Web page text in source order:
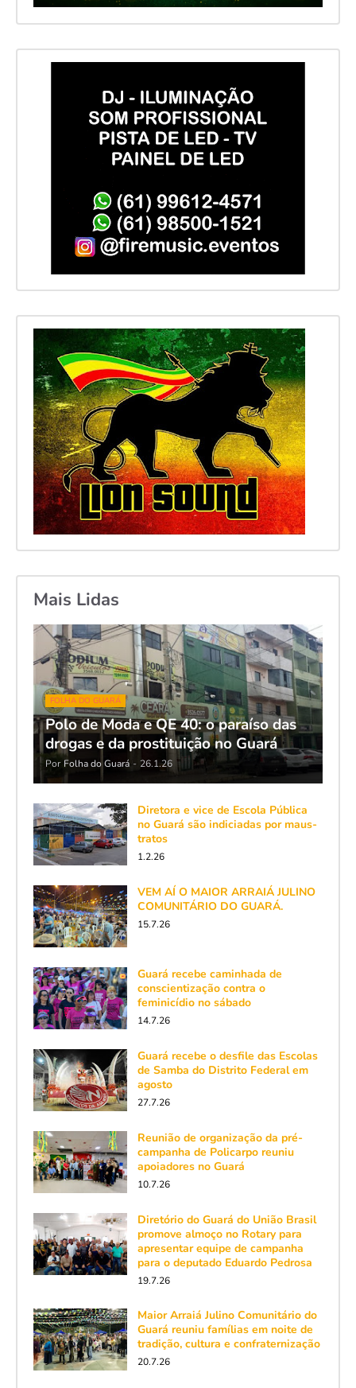
Mais Lidas
FOLHA DO GUARÁ
Polo de Moda e QE 40: o paraíso das
drogas e da prostituição no Guará
Por Folha do Guará - 26.1.26
Diretora e vice de Escola Pública
no Guará são indiciadas por maus-
tratos
1.2.26
VEM AÍ O MAIOR ARRAIÁ JULINO
COMUNITÁRIO DO GUARÁ.
15.7.26
Guará recebe caminhada de
conscientização contra o
feminicídio no sábado
14.7.26
Guará recebe o desfile das Escolas
de Samba do Distrito Federal em
agosto
27.7.26
Reunião de organização da pré-
campanha de Policarpo reuniu
apoiadores no Guará
10.7.26
Diretório do Guará do União Brasil
promove almoço no Rotary para
apresentar equipe de campanha
para o deputado Eduardo Pedrosa
19.7.26
Maior Arraiá Julino Comunitário do
Guará reuniu famílias em noite de
tradição, cultura e confraternização
20.7.26